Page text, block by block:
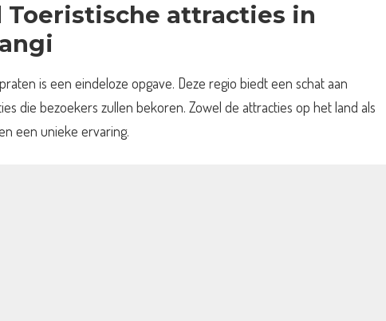
Toeristische attracties in
is een eindeloze opgave. Deze regio biedt een schat aan
die bezoekers zullen bekoren. Zowel de attracties op het land als
een unieke ervaring.